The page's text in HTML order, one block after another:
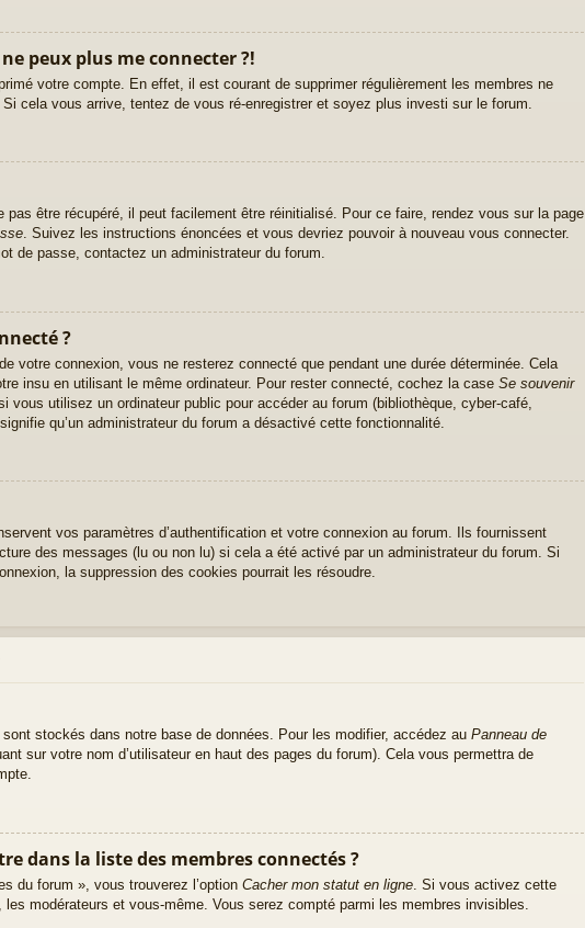
peux plus me connecter ?!
votre compte. En effet, il est courant de supprimer régulièrement les membres ne
cela vous arrive, tentez de vous ré-enregistrer et soyez plus investi sur le forum.
être récupéré, il peut facilement être réinitialisé. Pour ce faire, rendez vous sur la page
. Suivez les instructions énoncées et vous devriez pouvoir à nouveau vous connecter.
de passe, contactez un administrateur du forum.
?
votre connexion, vous ne resterez connecté que pendant une durée déterminée. Cela
insu en utilisant le même ordinateur. Pour rester connecté, cochez la case Se souvenir
vous utilisez un ordinateur public pour accéder au forum (bibliothèque, cyber-café,
qu’un administrateur du forum a désactivé cette fonctionnalité.
vos paramètres d’authentification et votre connexion au forum. Ils fournissent
des messages (lu ou non lu) si cela a été activé par un administrateur du forum. Si
la suppression des cookies pourrait les résoudre.
stockés dans notre base de données. Pour les modifier, accédez au Panneau de
sur votre nom d’utilisateur en haut des pages du forum). Cela vous permettra de
dans la liste des membres connectés ?
du forum », vous trouverez l’option Cacher mon statut en ligne . Si vous activez cette
modérateurs et vous-même. Vous serez compté parmi les membres invisibles.